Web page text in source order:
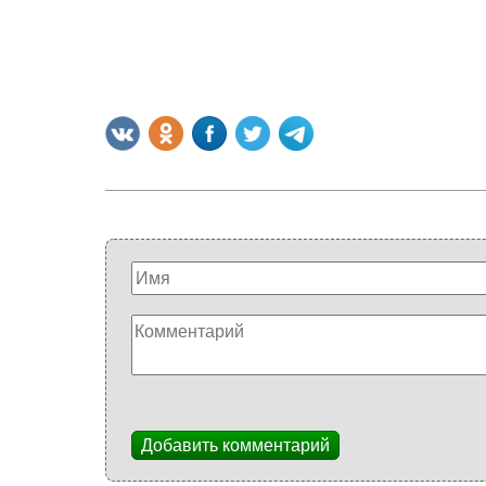
Добавить комментарий